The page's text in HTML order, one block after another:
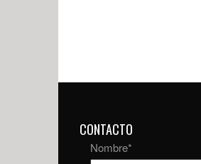
CONTACTO
Nombre*